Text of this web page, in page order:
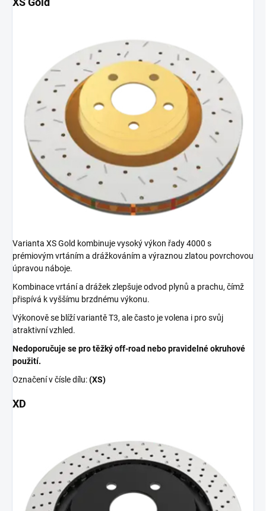
Varianta XS Gold kombinuje vysoký výkon řady 4000 s
prémiovým vrtáním a drážkováním a výraznou zlatou povrchovou
úpravou náboje.
Kombinace vrtání a drážek zlepšuje odvod plynů a prachu, čímž
přispívá k vyššímu brzdnému výkonu.
Výkonově se blíží variantě T3, ale často je volena i pro svůj
atraktivní vzhled.
Nedoporučuje se pro těžký off-road nebo pravidelné okruhové
použití.
Označení v čísle dílu:(XS)
XD